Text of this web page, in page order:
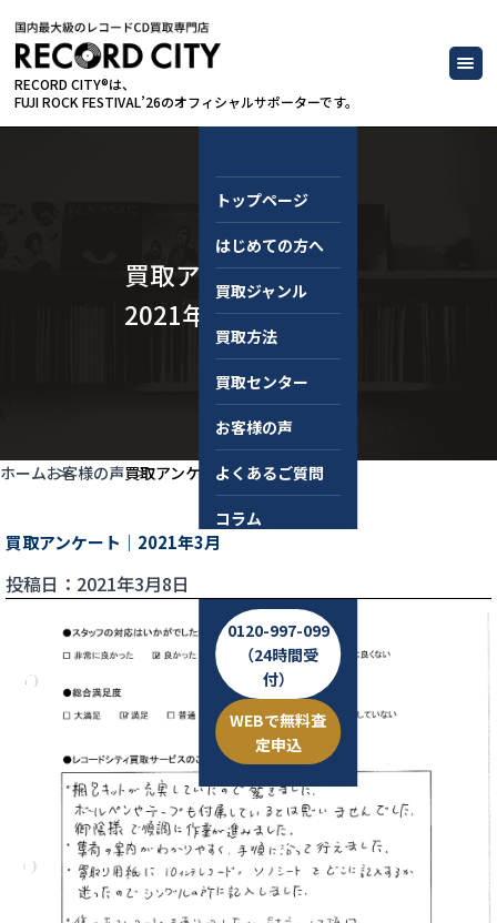
RECORD CITY®は、
FUJI ROCK FESTIVAL’26のオフィシャルサポーターです。
トップページ
はじめての方へ
買取ジャンル
買取方法
買取センター
お客様の声
よくあるご質問
コラム
0120-997-099
（24時間受
付）
WEBで無料査
定申込
買取アンケート｜
2021年3月
ホームお客様の声買取アンケート｜2021年3月
買取アンケート｜2021年3月
投稿日：2021年3月8日